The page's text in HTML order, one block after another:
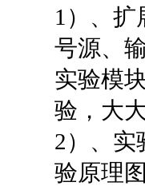
1）、扩
号源、
实验模
验，大
2）、实
验原理